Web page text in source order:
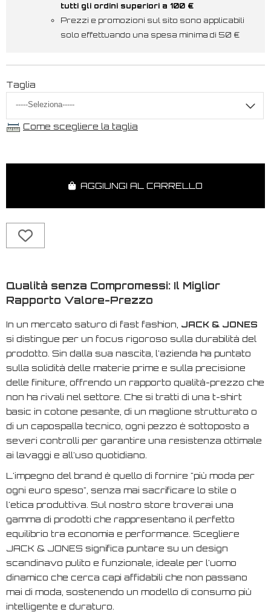
tutti gli ordini superiori a 100 €
Prezzi e promozioni sul sito sono applicabili
solo effettuando una spesa minima di 50 €
Taglia
Come scegliere la taglia
AGGIUNGI AL CARRELLO
Qualità senza Compromessi: Il Miglior
Rapporto Valore-Prezzo
In un mercato saturo di fast fashion JACK & JONES
si distingue per un focus rigoroso sulla durabilità del
prodotto. Sin dalla sua nascita, l'azienda ha puntato
sulla solidità delle materie prime e sulla precisione
delle finiture, offrendo un rapporto qualità-prezzo che
non ha rivali nel settore. Che si tratti di una t-shirt
basic in cotone pesante, di un maglione strutturato o
di un capospalla tecnico, ogni pezzo è sottoposto a
severi controlli per garantire una resistenza ottimale
ai lavaggi e all'uso quotidiano.
L'impegno del brand è quello di fornire "più moda per
ogni euro speso", senza mai sacrificare lo stile o
l'etica produttiva. Sul nostro store troverai una
gamma di prodotti che rappresentano il perfetto
equilibrio tra economia e performance. Scegliere
JACK & JONES significa puntare su un design
scandinavo pulito e funzionale, ideale per l'uomo
dinamico che cerca capi affidabili che non passano
mai di moda, sostenendo un modello di consumo più
intelligente e duraturo.